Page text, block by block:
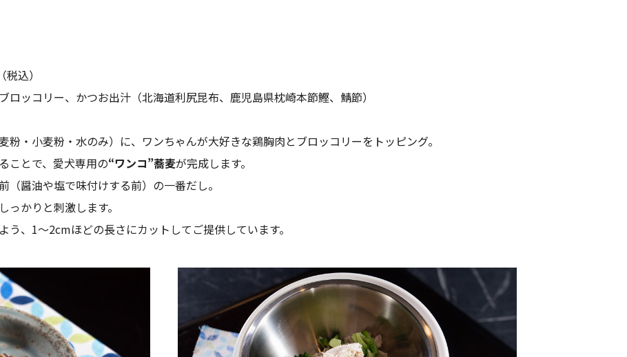
込）
ロッコリー、かつお出汁（北海道利尻昆布、鹿児島県枕崎本節鰹、鯖節）
粉・小麦粉・水のみ）に、ワンちゃんが大好きな鶏胸肉とブロッコリーをトッピング。
ことで、愛犬専用の“ワンコ”蕎麦が完成します。
醤油や塩で味付けする前）の一番だし。
かりと刺激します。
、1～2cmほどの長さにカットしてご提供しています。